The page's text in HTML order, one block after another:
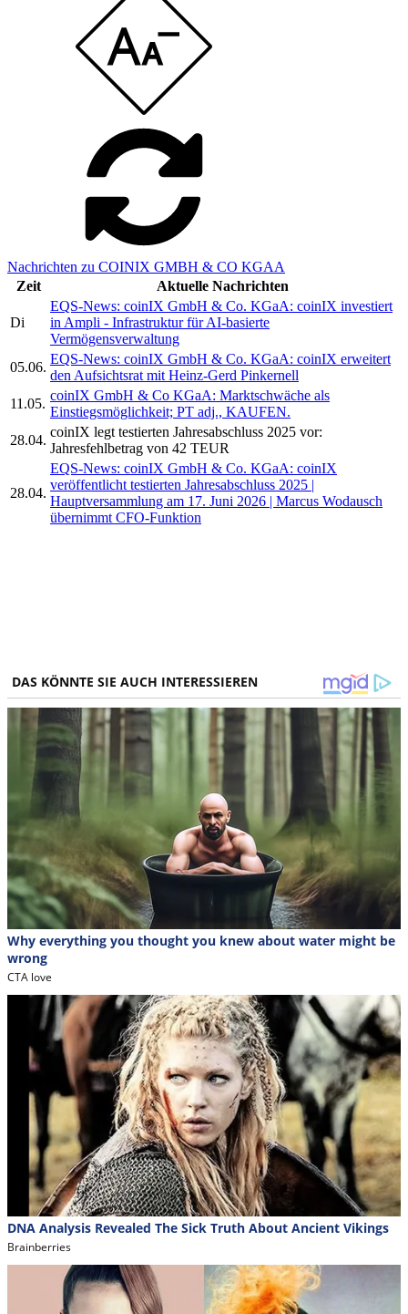
Nachrichten zu COINIX GMBH & CO KGAA
Zeit
Aktuelle Nachrichten
Di
EQS-News: coinIX GmbH & Co. KGaA: coinIX investiert
in Ampli - Infrastruktur für AI-basierte
Vermögensverwaltung
05.06.
EQS-News: coinIX GmbH & Co. KGaA: coinIX erweitert
den Aufsichtsrat mit Heinz-Gerd Pinkernell
11.05.
coinIX GmbH & Co KGaA: Marktschwäche als
Einstiegsmöglichkeit; PT adj., KAUFEN.
28.04.
coinIX legt testierten Jahresabschluss 2025 vor:
Jahresfehlbetrag von 42 TEUR
28.04.
EQS-News: coinIX GmbH & Co. KGaA: coinIX
veröffentlicht testierten Jahresabschluss 2025 |
Hauptversammlung am 17. Juni 2026 | Marcus Wodausch
übernimmt CFO-Funktion